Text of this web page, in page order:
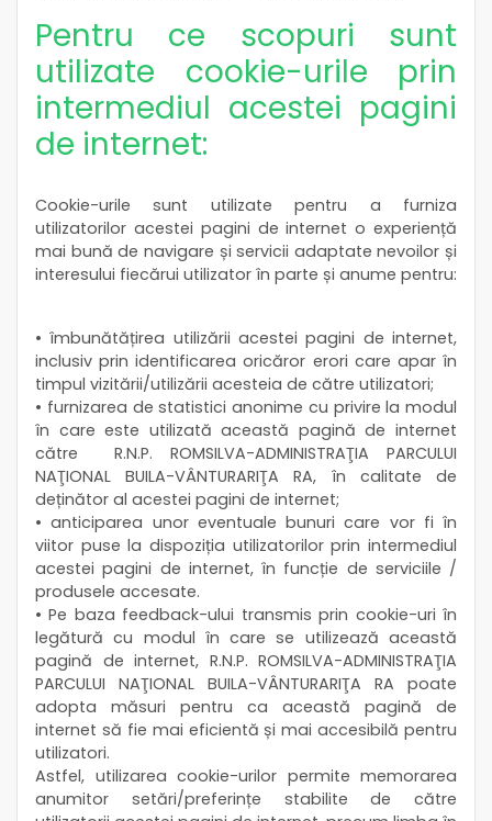
Pentru ce scopuri sunt
utilizate cookie-urile prin
intermediul acestei pagini
de internet:
Cookie-urile sunt utilizate pentru a furniza
utilizatorilor acestei pagini de internet o experiență
mai bună de navigare și servicii adaptate nevoilor și
interesului fiecărui utilizator în parte și anume pentru:
• îmbunătățirea utilizării acestei pagini de internet,
inclusiv prin identificarea oricăror erori care apar în
timpul vizitării/utilizării acesteia de către utilizatori;
• furnizarea de statistici anonime cu privire la modul
în care este utilizată această pagină de internet
către R.N.P. ROMSILVA-ADMINISTRAŢIA PARCULUI
NAŢIONAL BUILA-VÂNTURARIŢA RA, în calitate de
deținător al acestei pagini de internet;
• anticiparea unor eventuale bunuri care vor fi în
viitor puse la dispoziția utilizatorilor prin intermediul
acestei pagini de internet, în funcție de serviciile /
produsele accesate.
• Pe baza feedback-ului transmis prin cookie-uri în
legătură cu modul în care se utilizează această
pagină de internet, R.N.P. ROMSILVA-ADMINISTRAŢIA
PARCULUI NAŢIONAL BUILA-VÂNTURARIŢA RA poate
adopta măsuri pentru ca această pagină de
internet să fie mai eficientă și mai accesibilă pentru
utilizatori.
Astfel, utilizarea cookie-urilor permite memorarea
anumitor setări/preferințe stabilite de către